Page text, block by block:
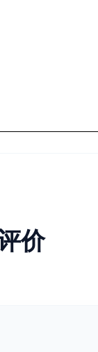
价